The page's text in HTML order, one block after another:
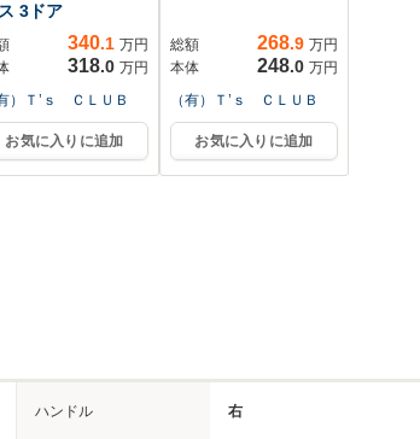
3ドア
340.1 万円
318.0 万円
有）Ｔ’ｓ ＣＬＵＢ
お気に入りに追加
総額 268.9 万円
本体
248.0 万円
（有）Ｔ’ｓ ＣＬＵＢ
お気に入りに追加
ハンドル 右